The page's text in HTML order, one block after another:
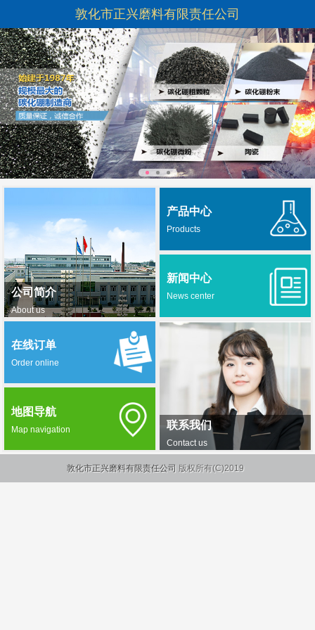
敦化市正兴磨料有限责任公司
公司简介
About us
产品中心
Products
新闻中心
News center
联系我们
Contact us
在线订单
Order online
地图导航
Map navigation
敦化市正兴磨料有限责任公司 版权所有(C)2019